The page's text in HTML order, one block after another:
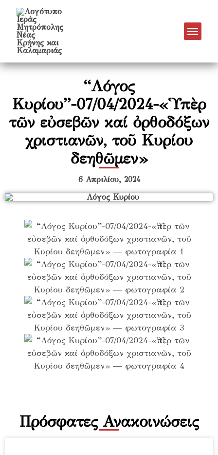
“Λόγος
Κυρίου”-07/04/2024-«Ὑπὲρ
τῶν εὐσεβῶν καί ὀρθοδόξων
χριστιανῶν, τοῦ Κυρίου
δεηθῶµεν»
6 Απριλίου, 2024
Πρόσφατες Ανακοινώσεις